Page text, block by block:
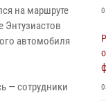
на маршруте
Энтузиастов
автомобиля
— сотрудники